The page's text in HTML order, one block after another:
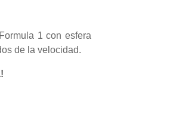
1 con esfera
de la velocidad.